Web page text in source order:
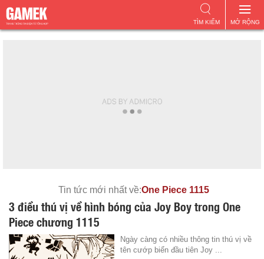
MỞ RỘNG
TÌM KIẾM
Tin tức mới nhất về:One Piece 1115
3 điều thú vị về hình bóng của Joy Boy trong One
Piece chương 1115
Ngày càng có nhiều thông tin thú vị về
tên cướp biển đầu tiên Joy ...